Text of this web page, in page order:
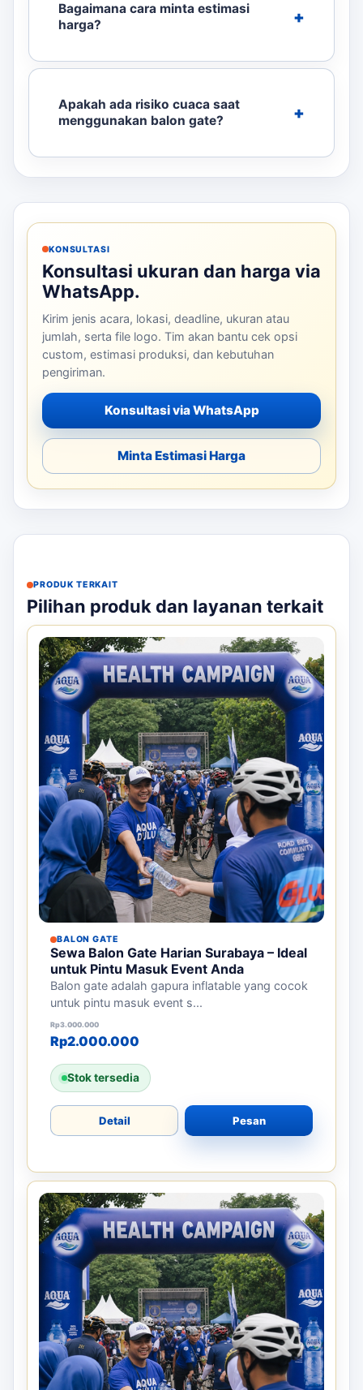
Bagaimana cara minta estimasi
harga?
Apakah ada risiko cuaca saat
menggunakan balon gate?
KONSULTASI
Konsultasi ukuran dan harga via
WhatsApp.
Kirim jenis acara, lokasi, deadline, ukuran atau
jumlah, serta file logo. Tim akan bantu cek opsi
custom, estimasi produksi, dan kebutuhan
pengiriman.
Konsultasi via WhatsApp
Minta Estimasi Harga
PRODUK TERKAIT
Pilihan produk dan layanan terkait
BALON GATE
Sewa Balon Gate Harian Surabaya – Ideal
untuk Pintu Masuk Event Anda
Balon gate adalah gapura inflatable yang cocok
untuk pintu masuk event s...
Rp3.000.000
Harga aslinya adalah: Rp3.000.000.
Rp2.000.000
Harga saat ini adalah: Rp2.000.000.
Stok tersedia
Detail Pesan